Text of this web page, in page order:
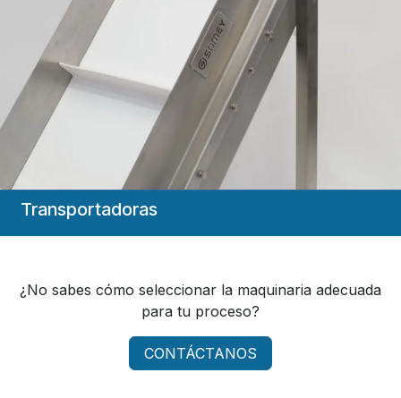
Transportadoras
¿No sabes cómo seleccionar la maquinaria adecuada
para tu proceso?
CONTÁCTANOS